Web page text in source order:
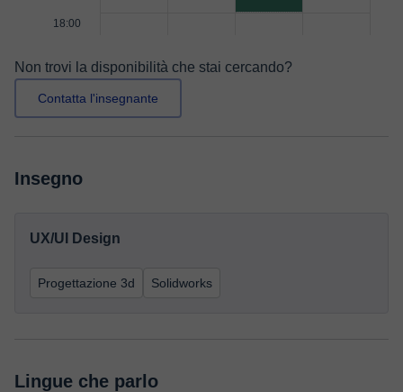
18:00
Non trovi la disponibilità che stai cercando?
Contatta l'insegnante
Insegno
UX/UI Design
Progettazione 3d Solidworks
Lingue che parlo